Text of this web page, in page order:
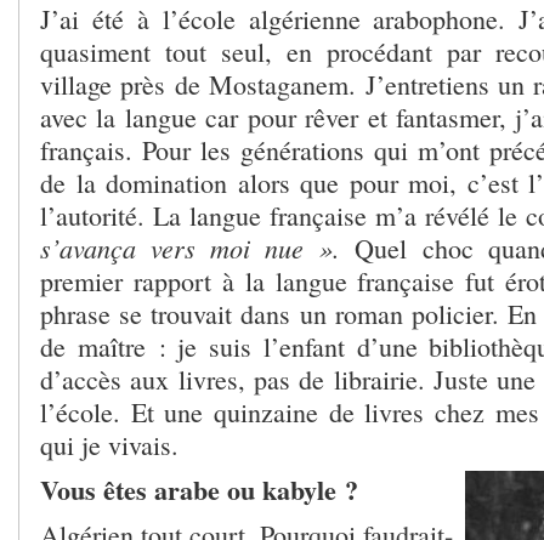
J’ai été à l’école algérienne arabophone.
quasiment tout seul, en procédant par
village près de Mostaganem. J’entretiens un
avec la langue car pour rêver et fantasmer,
français. Pour les générations qui m’ont
de la domination alors que pour moi, c’est
l’autorité. La langue française m’a révélé le
s’avança vers moi nue ». Quel choc
premier rapport à la langue française fut
phrase se trouvait dans un roman policier.
de maître : je suis l’enfant d’une
d’accès aux livres, pas de librairie. Juste
l’école. Et une quinzaine de livres chez
qui je vivais.
Vous êtes arabe ou kabyle ?